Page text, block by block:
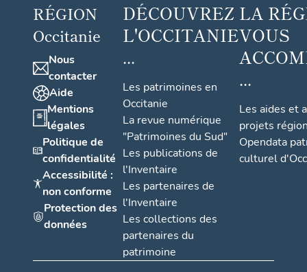
RÉGION
Occitanie
Nous
contacter
Aide
Mentions
légales
Politique de
confidentialité
Accessibilité :
non conforme
Protection des
données
DÉCOUVREZ
L'OCCITANIE
...
Les patrimoines en
Occitanie
La revue numérique
"Patrimoines du Sud"
Les publications de
l'Inventaire
Les partenaires de
l'Inventaire
Les collections des
partenaires du
patrimoine
LA
VOUS
...
Les aides et
projets
Opendata
culturel